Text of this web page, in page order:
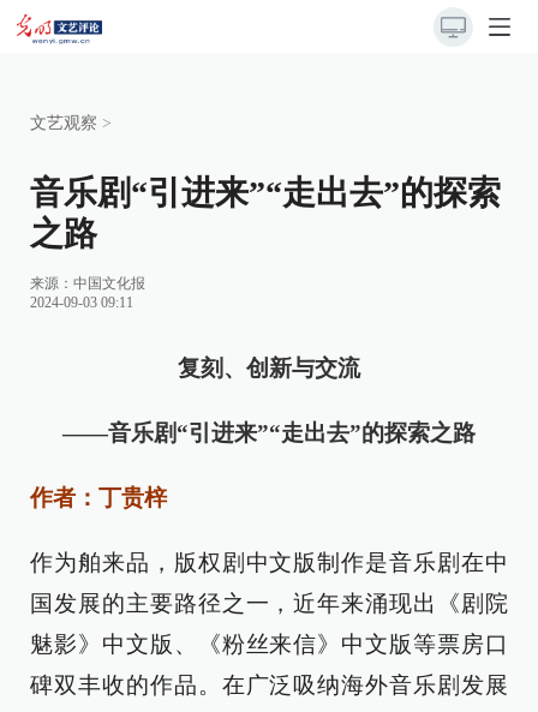
文艺观察 >
音乐剧“引进来”“走出去”的探索
之路
来源： 中国文化报
2024-09-03 09:11
复刻、创新与交流
​——音乐剧“引进来”“走出去”的探索之路
作者：丁贵梓
作为舶来品，版权剧中文版制作是音乐剧在中
国发展的主要路径之一，近年来涌现出《剧院
魅影》中文版、《粉丝来信》中文版等票房口
碑双丰收的作品。在广泛吸纳海外音乐剧发展